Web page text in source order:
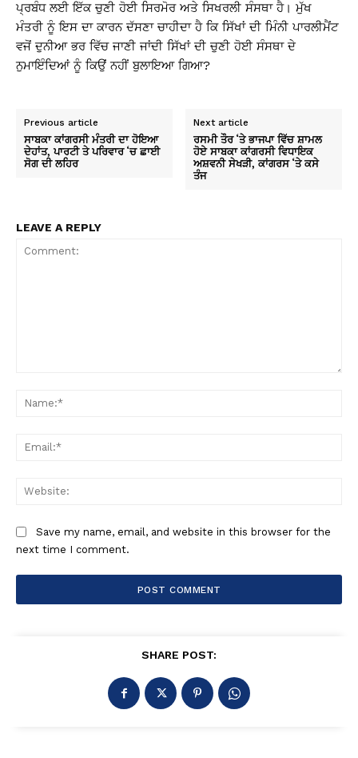
ਪ੍ਰਬੰਧ ਲਈ ਇੱਕ ਚੁਣੀ ਹੋਈ ਸਿਰਮੋਰ ਅਤੇ ਸਿਖਰਲੀ ਸੰਸਥਾ ਹੈ। ਮੁੱਖ
ਮੰਤਰੀ ਨੂੰ ਇਸ ਦਾ ਕਾਰਨ ਦੱਸਣਾ ਚਾਹੀਦਾ ਹੈ ਕਿ ਸਿੱਖਾਂ ਦੀ ਮਿੰਨੀ ਪਾਰਲੀਮੈਂਟ
ਵਜੋਂ ਦੁਨੀਆ ਭਰ ਵਿੱਚ ਜਾਣੀ ਜਾਂਦੀ ਸਿੱਖਾਂ ਦੀ ਚੁਣੀ ਹੋਈ ਸੰਸਥਾ ਦੇ
ਨੁਮਾਇੰਦਿਆਂ ਨੂੰ ਕਿਉਂ ਨਹੀਂ ਬੁਲਾਇਆ ਗਿਆ?
Previous article
ਸਾਬਕਾ ਕਾਂਗਰਸੀ ਮੰਤਰੀ ਦਾ ਹੋਇਆ
ਦੇਹਾਂਤ, ਪਾਰਟੀ ਤੇ ਪਰਿਵਾਰ ‘ਚ ਛਾਈ
ਸੋਗ ਦੀ ਲਹਿਰ
Next article
ਰਸਮੀ ਤੌਰ ‘ਤੇ ਭਾਜਪਾ ਵਿੱਚ ਸ਼ਾਮਲ
ਹੋਏ ਸਾਬਕਾ ਕਾਂਗਰਸੀ ਵਿਧਾਇਕ
ਅਸ਼ਵਨੀ ਸੇਖੜੀ, ਕਾਂਗਰਸ ‘ਤੇ ਕਸੇ
ਤੰਜ
LEAVE A REPLY
Save my name, email, and website in this browser for the
next time I comment.
SHARE POST: